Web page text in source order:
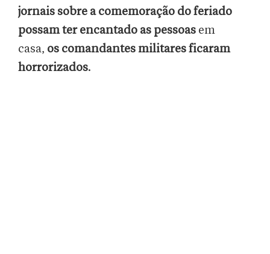
jornais sobre a comemoração do feriado
possam ter encantado as pessoas em
casa, os comandantes militares ficaram
horrorizados.